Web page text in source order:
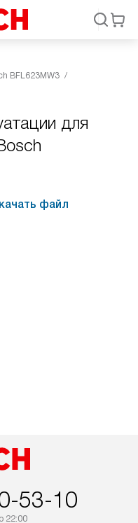
BFL623MW3
для
файл
53-10
22:00